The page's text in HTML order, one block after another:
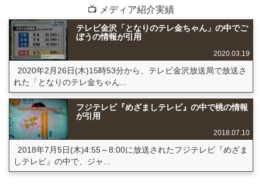
📺 メディア紹介実績
テレビ金沢「となりのテレ金ちゃん」の中でご
ぼうの情報が引用
2020.03.19
2020年2月26日(木)15時53分から、テレビ金沢放送局で放送さ
れた「となりのテレ金ちゃん...
フジテレビ『めざましテレビ』の中で桃の情報
が引用
2018.07.10
2018年7月5日(木)4:55～8:00に放送されたフジテレビ『めざま
しテレビ』の中で、ジャ...